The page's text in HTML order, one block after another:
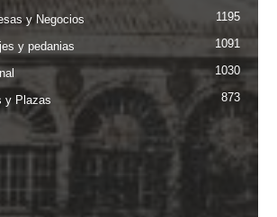
y Negocios 1195
y pedanias 1091
1030
y Plazas 873